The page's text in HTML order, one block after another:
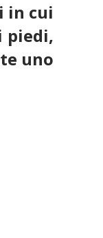
in cui
piedi,
uno